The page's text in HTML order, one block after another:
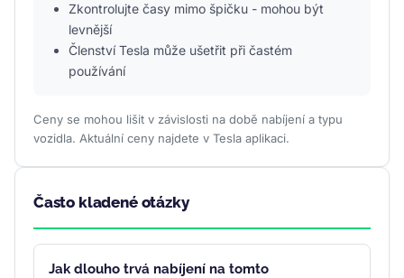
Zkontrolujte časy mimo špičku - mohou být
levnější
Členství Tesla může ušetřit při častém
používání
Ceny se mohou lišit v závislosti na době nabíjení a typu
vozidla. Aktuální ceny najdete v Tesla aplikaci.
Často kladené otázky
Jak dlouho trvá nabíjení na tomto